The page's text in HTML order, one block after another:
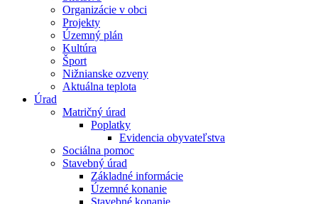
Organizácie v obci
Projekty
Územný plán
Kultúra
Šport
Nižnianske ozveny
Aktuálna teplota
Úrad
Matričný úrad
Poplatky
Evidencia obyvateľstva
Sociálna pomoc
Stavebný úrad
Základné informácie
Územné konanie
Stavebné konanie